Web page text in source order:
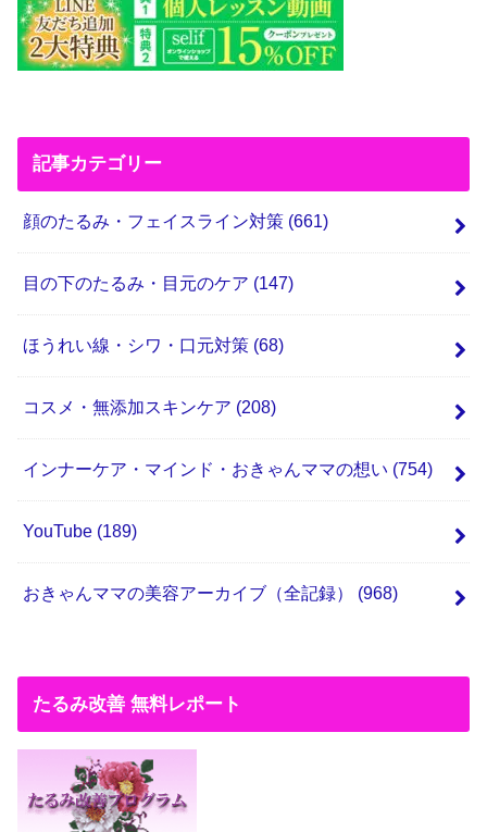
記事カテゴリー
顔のたるみ・フェイスライン対策 (661)
目の下のたるみ・目元のケア (147)
ほうれい線・シワ・口元対策 (68)
コスメ・無添加スキンケア (208)
インナーケア・マインド・おきゃんママの想い (754)
YouTube (189)
おきゃんママの美容アーカイブ（全記録） (968)
たるみ改善 無料レポート